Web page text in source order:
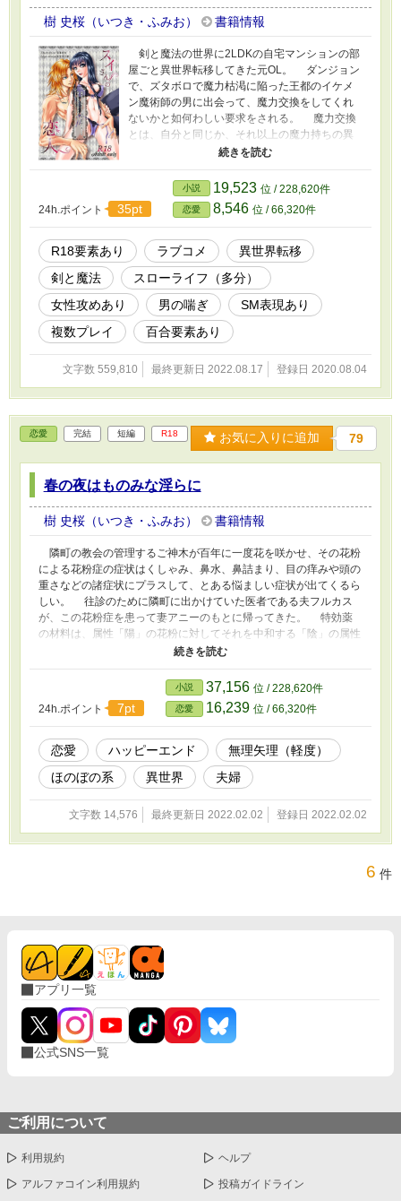
樹 史桜（いつき・ふみお） 書籍情報
剣と魔法の世界に2LDKの自宅マンションの部
屋ごと異世界転移してきた元OL。 ダンジョン
で、ズタボロで魔力枯渇に陥った王都のイケメ
ン魔術師の男に出会って、魔力交換をしてくれ
ないかと如何わしい要求をされる。 魔力交換
とは、自分と同じか、それ以上の魔力持ちの異
性と性的接触をして、体の中の陰陽のバランス
だそうだ。 え、あたし魔力あるの？ それも規格
外とな？ 疲れすぎて只今絶賛発情中の魔術師
さんと内心引きながらも流されてしまう元ＯＬ
さんのお話。 ※濡れ場が書きたい作者の欲求不
満解消用の不定期な話。 ※R18注意。 ※誤字脱
字指摘はよっぽど目に余る場合のみ、近況ボー
ドまでどうぞ。 ※ムーンライトノベルズ様にも
重複投稿させていただいております。 無断転載
は犯罪です。マジで。人としてやってはいけな
いことは認識してくださいね。
24h.ポイント 35pt
小説 19,523 位 / 228,620件
恋愛 8,546 位 / 66,320件
R18要素あり ラブコメ
異世界転移
剣と魔法
スローライフ（多分）
女性攻めあり
男の喘ぎ
SM表現あり
複数プレイ
百合要素あり
文字数 559,810 最終更新日 2022.08.17 登録日 2020.08.04
恋愛 完結 短編 R18 お気に入りに追加 79
春の夜はものみな淫らに
樹 史桜（いつき・ふみお） 書籍情報
隣町の教会の管理するご神木が百年に一度花を咲かせ、その花粉
による花粉症の症状はくしゃみ、鼻水、鼻詰まり、目の痒みや頭の
重さなどの諸症状にプラスして、とある悩ましい症状が出てくるら
しい。 往診のために隣町に出かけていた医者である夫フルカス
が、この花粉症を患って妻アニーのもとに帰ってきた。 特効薬
の材料は、属性「陽」の花粉に対してそれを中和する「陰」の属性
を持つ魔物の分泌液らしいが、フルカスの手違いでその薬品の瓶を
聞くアニーだが、そんな彼女をよそに夫フルカスの目はぎらぎらと
アニーを見ていて……。 ※架空の国が舞台の独自設定のお話で、
現実世界の風習や常識を持ち込まず頭を空っぽにしてお読みくださ
い。ヨーロッパでは普通～とか言われてもヨーロッパの話じゃあり
ませんので。 ※濡れ場が書きたい作者の欲求不満解消用の不定期
な話。 ※R18注意。 ※誤字脱字指摘はよっぽど目に余る場合の
み、近況ボードまでどうぞ。 無断転載は犯罪です。マジで。人と
24h.ポイント 7pt
小説 37,156 位 / 228,620件
恋愛 16,239 位 / 66,320件
恋愛 ハッピーエンド
無理矢理（軽度）
ほのぼの系
異世界 夫婦
文字数 14,576 最終更新日 2022.02.02 登録日 2022.02.02
6 件
アプリ一覧
公式SNS一覧
ご利用について
利用規約 ヘルプ
アルファコイン利用規約 投稿ガイドライン